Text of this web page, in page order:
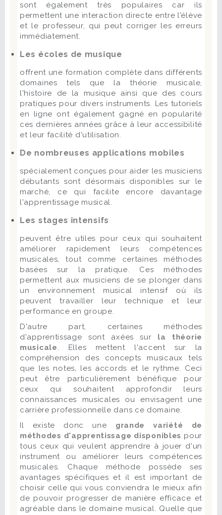
sont également très populaires car ils
permettent une interaction directe entre l'élève
et le professeur, qui peut corriger les erreurs
immédiatement.
Les écoles de musique
offrent une formation complète dans différents
domaines tels que la théorie musicale,
l'histoire de la musique ainsi que des cours
pratiques pour divers instruments. Les tutoriels
en ligne ont également gagné en popularité
ces dernières années grâce à leur accessibilité
et leur facilité d'utilisation.
De nombreuses applications mobiles
spécialement conçues pour aider les musiciens
débutants sont désormais disponibles sur le
marché, ce qui facilite encore davantage
l'apprentissage musical.
Les stages intensifs
peuvent être utiles pour ceux qui souhaitent
améliorer rapidement leurs compétences
musicales, tout comme certaines méthodes
basées sur la pratique. Ces méthodes
permettent aux musiciens de se plonger dans
un environnement musical intensif où ils
peuvent travailler leur technique et leur
performance en groupe.
D'autre part, certaines méthodes
d'apprentissage sont axées sur la théorie
musicale. Elles mettent l'accent sur la
compréhension des concepts musicaux tels
que les notes, les accords et le rythme. Ceci
peut être particulièrement bénéfique pour
ceux qui souhaitent approfondir leurs
connaissances musicales ou envisagent une
carrière professionnelle dans ce domaine.
Il existe donc une grande variété de
méthodes d'apprentissage disponibles pour
tous ceux qui veulent apprendre à jouer d'un
instrument ou améliorer leurs compétences
musicales. Chaque méthode possède ses
avantages spécifiques et il est important de
choisir celle qui vous conviendra le mieux afin
de pouvoir progresser de manière efficace et
agréable dans le domaine musical. Quelle que